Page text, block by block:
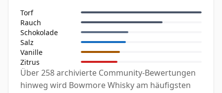
Torf
Rauch
Schokolade
Salz
Vanille
Zitrus
Über 258 archivierte Community-Bewertungen
hinweg wird Bowmore Whisky am häufigsten